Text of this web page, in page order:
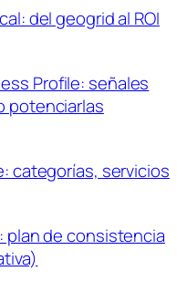
del geogrid al ROI
Profile: señales
potenciarlas
categorías, servicios
plan de consistencia